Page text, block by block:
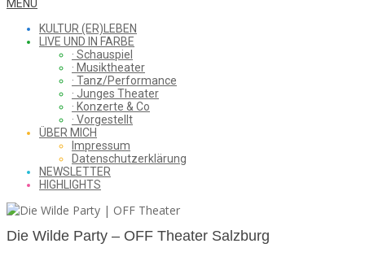
WHAT
SAW
FROM
Menu
MENU
KULTUR (ER)LEBEN
LIVE UND IN FARBE
· Schauspiel
· Musiktheater
· Tanz/Performance
· Junges Theater
· Konzerte & Co
· Vorgestellt
ÜBER MICH
Impressum
Datenschutzerklärung
NEWSLETTER
HIGHLIGHTS
Die Wilde Party – OFF Theater Salzburg